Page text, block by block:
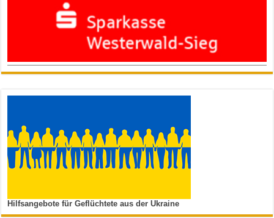
Hilfsangebote für Geflüchtete aus der Ukraine